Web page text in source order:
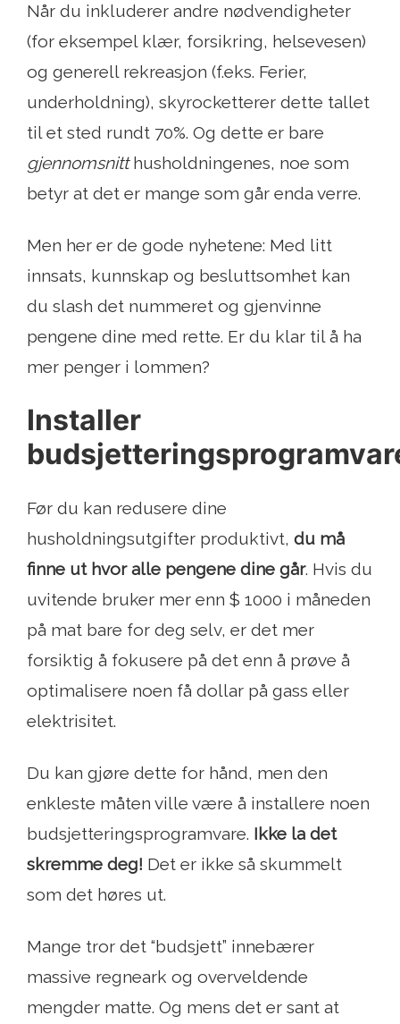
Når du inkluderer andre nødvendigheter
(for eksempel klær, forsikring, helsevesen)
og generell rekreasjon (f.eks. Ferier,
underholdning), skyrocketterer dette tallet
til et sted rundt 70%. Og dette er bare
gjennomsnitthusholdningenes, noe som
betyr at det er mange som går enda verre.
Men her er de gode nyhetene: Med litt
innsats, kunnskap og besluttsomhet kan
du slash det nummeret og gjenvinne
pengene dine med rette. Er du klar til å ha
mer penger i lommen?
Installer
Før du kan redusere dine
husholdningsutgifter produktivt, du må
finne ut hvor alle pengene dine går. Hvis du
uvitende bruker mer enn $ 1000 i måneden
på mat bare for deg selv, er det mer
forsiktig å fokusere på det enn å prøve å
optimalisere noen få dollar på gass eller
elektrisitet.
Du kan gjøre dette for hånd, men den
enkleste måten ville være å installere noen
budsjetteringsprogramvare. Ikke la det
skremme deg! Det er ikke så skummelt
som det høres ut.
Mange tror det “budsjett” innebærer
massive regneark og overveldende
mengder matte. Og mens det er sant at